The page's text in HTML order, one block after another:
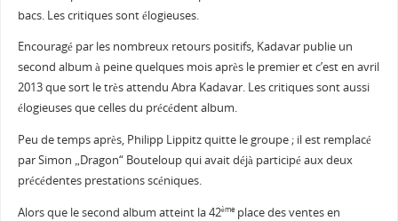
bacs. Les critiques sont élogieuses.
Encouragé par les nombreux retours positifs, Kadavar publie un
second album à peine quelques mois après le premier et c’est en avril
2013 que sort le très attendu Abra Kadavar. Les critiques sont aussi
élogieuses que celles du précédent album.
Peu de temps après, Philipp Lippitz quitte le groupe ; il est remplacé
par Simon „Dragon“ Bouteloup qui avait déjà participé aux deux
précédentes prestations scéniques.
Alors que le second album atteint la 42èmeplace des ventes en